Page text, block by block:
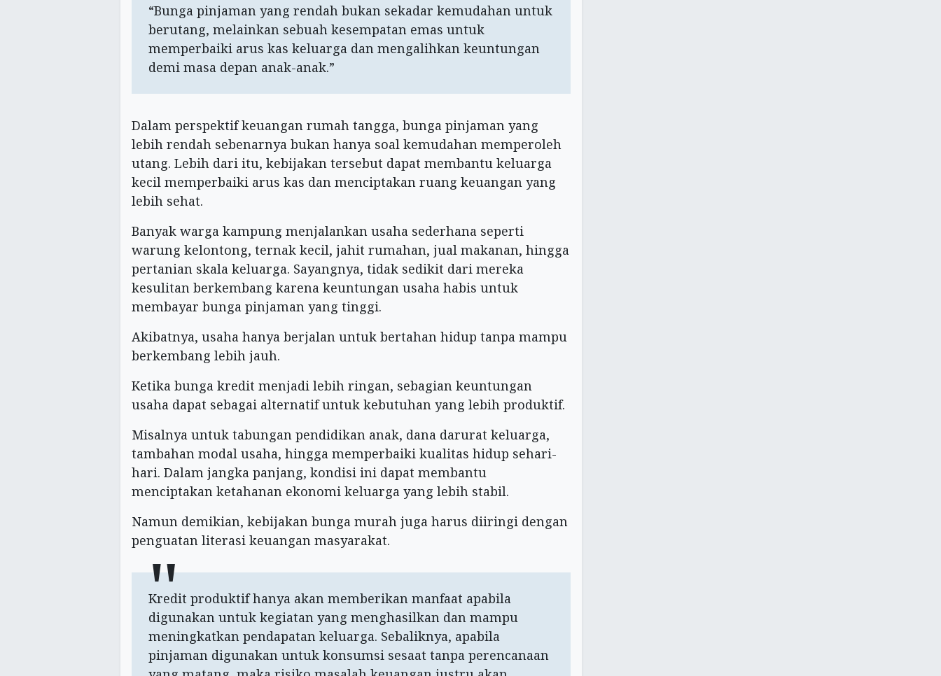
“Bunga pinjaman yang rendah bukan sekadar kemudahan untuk
berutang, melainkan sebuah kesempatan emas untuk
memperbaiki arus kas keluarga dan mengalihkan keuntungan
demi masa depan anak-anak.”
Dalam perspektif keuangan rumah tangga, bunga pinjaman yang
lebih rendah sebenarnya bukan hanya soal kemudahan memperoleh
utang. Lebih dari itu, kebijakan tersebut dapat membantu keluarga
kecil memperbaiki arus kas dan menciptakan ruang keuangan yang
lebih sehat.
Banyak warga kampung menjalankan usaha sederhana seperti
warung kelontong, ternak kecil, jahit rumahan, jual makanan, hingga
pertanian skala keluarga. Sayangnya, tidak sedikit dari mereka
kesulitan berkembang karena keuntungan usaha habis untuk
membayar bunga pinjaman yang tinggi.
Akibatnya, usaha hanya berjalan untuk bertahan hidup tanpa mampu
berkembang lebih jauh.
Ketika bunga kredit menjadi lebih ringan, sebagian keuntungan
usaha dapat sebagai alternatif untuk kebutuhan yang lebih produktif.
Misalnya untuk tabungan pendidikan anak, dana darurat keluarga,
tambahan modal usaha, hingga memperbaiki kualitas hidup sehari-
hari. Dalam jangka panjang, kondisi ini dapat membantu
menciptakan ketahanan ekonomi keluarga yang lebih stabil.
Namun demikian, kebijakan bunga murah juga harus diiringi dengan
penguatan literasi keuangan masyarakat.
Kredit produktif hanya akan memberikan manfaat apabila
digunakan untuk kegiatan yang menghasilkan dan mampu
meningkatkan pendapatan keluarga. Sebaliknya, apabila
pinjaman digunakan untuk konsumsi sesaat tanpa perencanaan